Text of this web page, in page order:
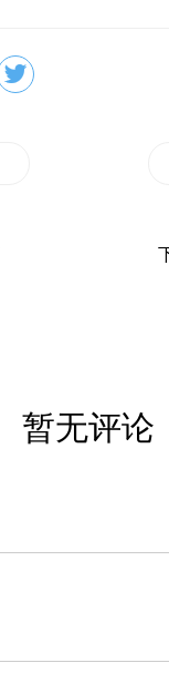
暂无评论